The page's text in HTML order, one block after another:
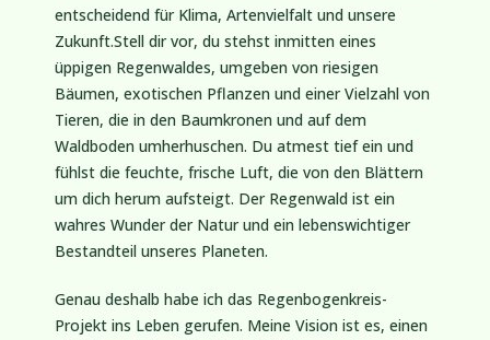
entscheidend für Klima, Artenvielfalt und unsere
Zukunft.Stell dir vor, du stehst inmitten eines
üppigen Regenwaldes, umgeben von riesigen
Bäumen, exotischen Pflanzen und einer Vielzahl von
Tieren, die in den Baumkronen und auf dem
Waldboden umherhuschen. Du atmest tief ein und
fühlst die feuchte, frische Luft, die von den Blättern
um dich herum aufsteigt. Der Regenwald ist ein
wahres Wunder der Natur und ein lebenswichtiger
Bestandteil unseres Planeten.
Genau deshalb habe ich das Regenbogenkreis-
Projekt ins Leben gerufen. Meine Vision ist es, einen